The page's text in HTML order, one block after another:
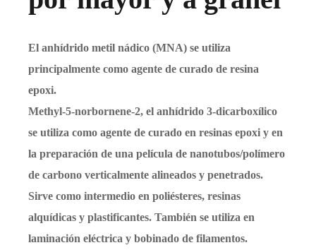
El anhídrido metil nádico (MNA) se utiliza
principalmente como agente de curado de resina
epoxi.
Methyl-5-norbornene-2, el anhídrido 3-dicarboxílico
se utiliza como agente de curado en resinas epoxi y en
la preparación de una película de nanotubos/polímero
de carbono verticalmente alineados y penetrados.
Sirve como intermedio en poliésteres, resinas
alquídicas y plastificantes. También se utiliza en
laminación eléctrica y bobinado de filamentos.